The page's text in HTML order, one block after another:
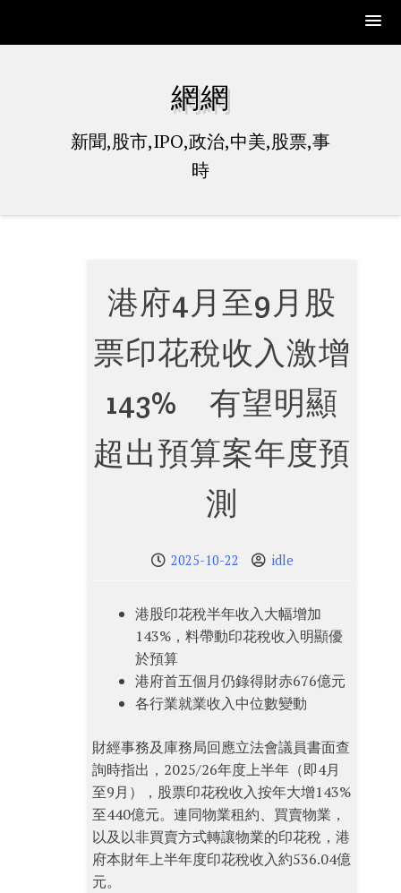
網網
新聞,股市,IPO,政治,中美,股票,事
時
港府4月至9月股
票印花稅收入激增
143% 有望明顯
超出預算案年度預
測
2025-10-22 idle
港股印花稅半年收入大幅增加
143%，料帶動印花稅收入明顯優
於預算
港府首五個月仍錄得財赤676億元
各行業就業收入中位數變動
財經事務及庫務局回應立法會議員書面查
詢時指出，2025/26年度上半年（即4月
至9月），股票印花稅收入按年大增143%
至440億元。連同物業租約、買賣物業，
以及以非買賣方式轉讓物業的印花稅，港
府本財年上半年度印花稅收入約536.04億
元。